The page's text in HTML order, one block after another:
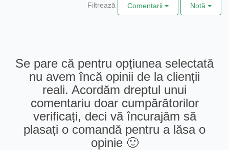
Filtrează Comentarii Notă
Se pare că pentru opțiunea selectată
nu avem încă opinii de la clienții
reali. Acordăm dreptul unui
comentariu doar cumpărătorilor
verificați, deci vă încurajăm să
plasați o comandă pentru a lăsa o
opinie 🙂